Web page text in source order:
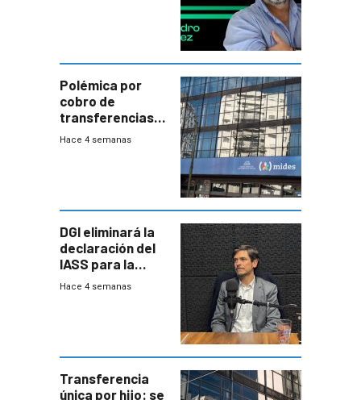
Polémica por
cobro de
transferencias
del Mides en
Hace 4 semanas
DGI eliminará la
declaración del
IASS para la
mayoría de los
Hace 4 semanas
Transferencia
única por hijo: se